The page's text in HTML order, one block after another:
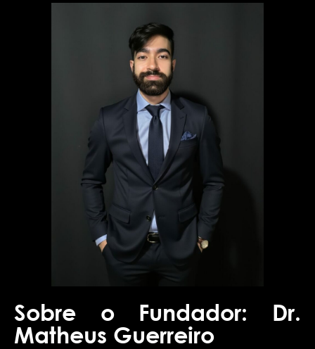
Sobre o Fundador: Dr.
Matheus Guerreiro